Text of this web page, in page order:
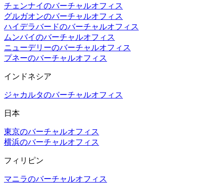
チェンナイのバーチャルオフィス
グルガオンのバーチャルオフィス
ハイデラバードのバーチャルオフィス
ムンバイのバーチャルオフィス
ニューデリーのバーチャルオフィス
プネーのバーチャルオフィス
インドネシア
ジャカルタのバーチャルオフィス
日本
東京のバーチャルオフィス
横浜のバーチャルオフィス
フィリピン
マニラのバーチャルオフィス